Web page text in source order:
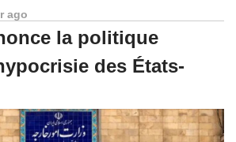
ago
la politique
des États-